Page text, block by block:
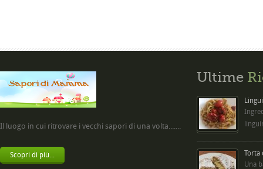
Il luogo in cui ritrovare i vecchi sapori di una volta.......
Scopri di più...
Ultime
Torta
Una